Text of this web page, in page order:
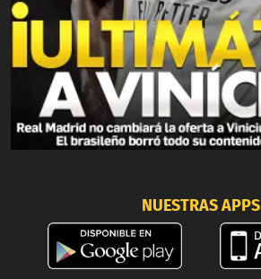
NUESTRAS APPS